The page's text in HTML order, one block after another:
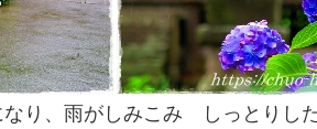
り、雨がしみこみ しっとりし